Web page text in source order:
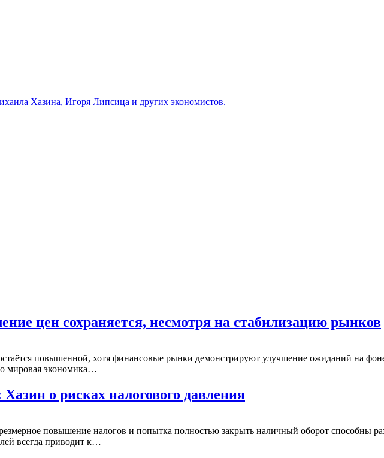
Хазина, Игоря Липсица и других экономистов.
цен сохраняется, несмотря на стабилизацию рынков
повышенной, хотя финансовые рынки демонстрируют улучшение ожиданий на
мировая экономика…
о рисках налогового давления
повышение налогов и попытка полностью закрыть наличный оборот способны
всегда приводит к…